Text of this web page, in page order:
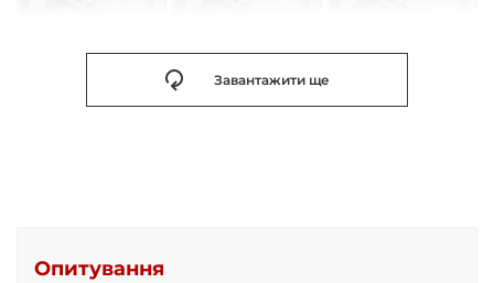
Завантажити ще
Опитування